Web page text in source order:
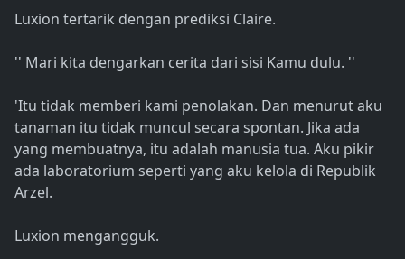
Luxion tertarik dengan prediksi Claire.
'' Mari kita dengarkan cerita dari sisi Kamu dulu. ''
'Itu tidak memberi kami penolakan. Dan menurut aku
tanaman itu tidak muncul secara spontan. Jika ada
yang membuatnya, itu adalah manusia tua. Aku pikir
ada laboratorium seperti yang aku kelola di Republik
Arzel.
Luxion mengangguk.